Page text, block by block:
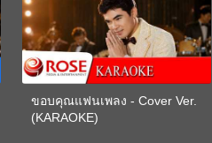
ขอบคุณแฟนเพลง - Cover Ver.
(KARAOKE)